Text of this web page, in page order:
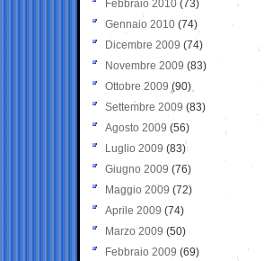
Febbraio 2010 (73)
Gennaio 2010 (74)
Dicembre 2009 (74)
Novembre 2009 (83)
Ottobre 2009 (90)
Settembre 2009 (83)
Agosto 2009 (56)
Luglio 2009 (83)
Giugno 2009 (76)
Maggio 2009 (72)
Aprile 2009 (74)
Marzo 2009 (50)
Febbraio 2009 (69)